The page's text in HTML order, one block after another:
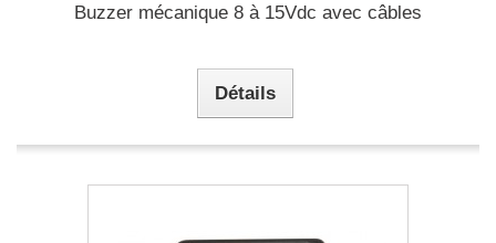
Buzzer mécanique 8 à 15Vdc avec câbles
Détails